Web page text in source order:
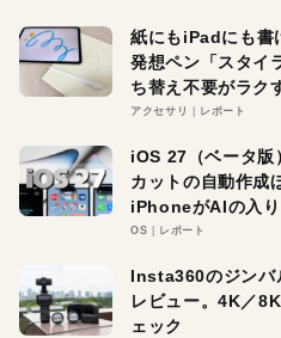
紙にもiPadにも書
発想ペン「スタイ
ち替え不要がラク
アクセサリ レポート
iOS 27（ベータ版
カットの自動作成
iPhoneがAIの入り
OS レポート
Insta360のジン
レビュー。4K／
ェック